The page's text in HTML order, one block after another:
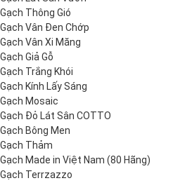
Gạch Thông Gió
Gạch Vân Đen Chớp
Gạch Vân Xi Măng
Gạch Giả Gỗ
Gạch Trắng Khói
Gạch Kính Lấy Sáng
Gạch Mosaic
Gạch Đỏ Lát Sân COTTO
Gạch Bông Men
Gạch Thảm
Gạch Made in Việt Nam (80 Hãng)
Gạch Terrzazzo